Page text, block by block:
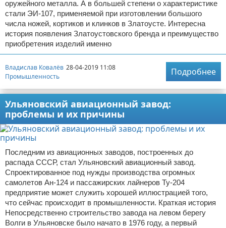
оружейного металла. А в большей степени о характеристике
стали ЭИ-107, применяемой при изготовлении большого
числа ножей, кортиков и клинков в Златоусте. Интересна
история появления Златоустовского бренда и преимущество
приобретения изделий именно
Владислав Ковалёв 28-04-2019 11:08
Промышленность
Подробнее
Ульяновский авиационный завод:
проблемы и их причины
Последним из авиационных заводов, построенных до
распада СССР, стал Ульяновский авиационный завод.
Спроектированное под нужды производства огромных
самолетов Ан-124 и пассажирских лайнеров Ту-204
предприятие может служить хорошей иллюстрацией того,
что сейчас происходит в промышленности. Краткая история
Непосредственно строительство завода на левом берегу
Волги в Ульяновске было начато в 1976 году, а первый